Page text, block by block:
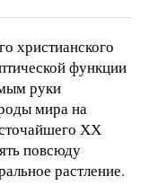
христианского
функции
руки
мира на
ХХ
повсюду
растление.